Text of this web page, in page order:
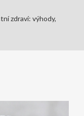
zdraví: výhody,